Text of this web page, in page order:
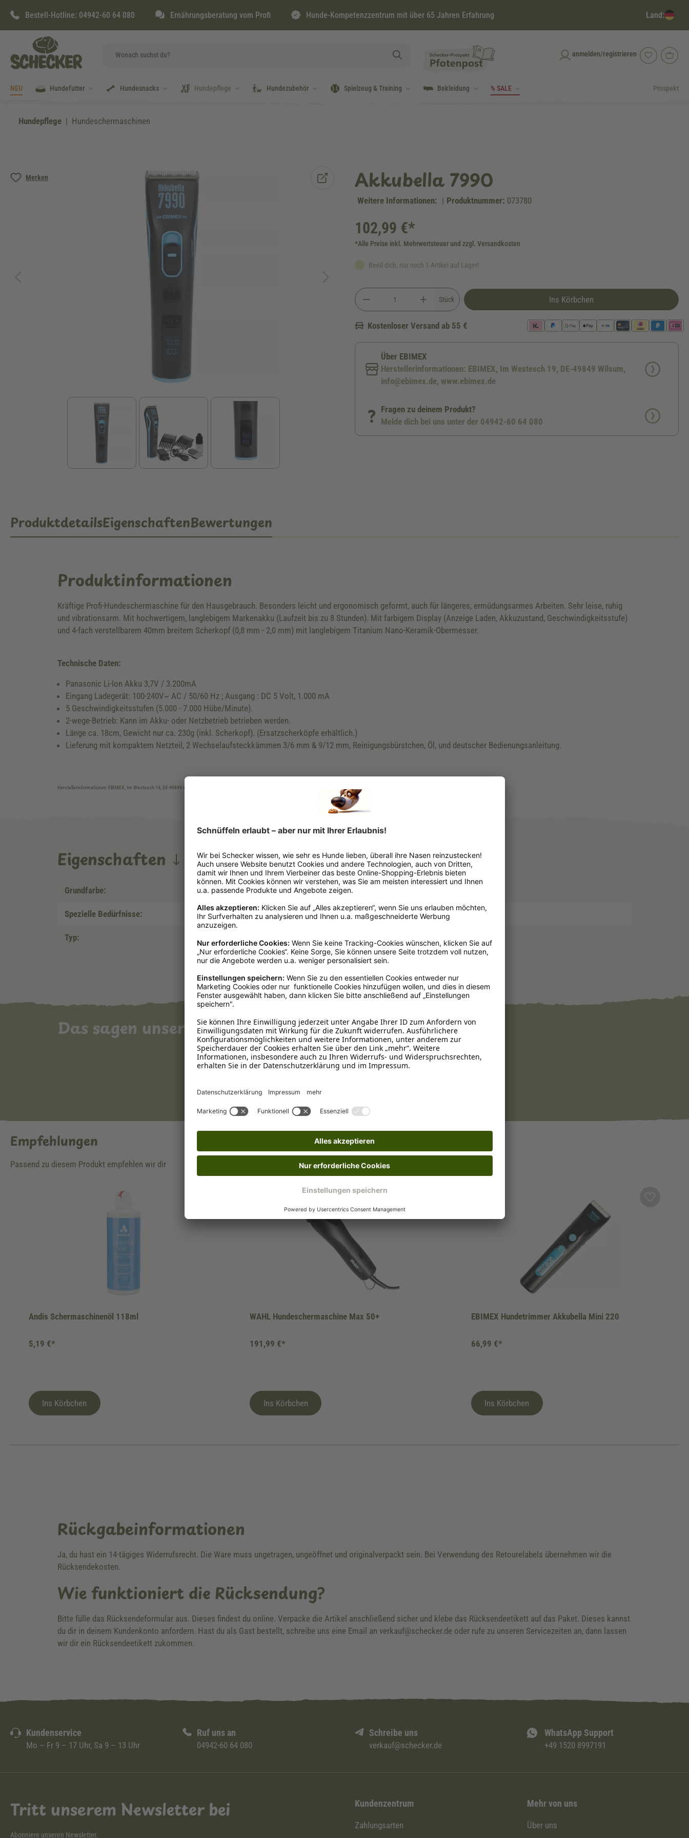
Zur Hauptnavigation springen
Bestell-Hotline: 04942-60 64 080 Ernährungsberatung vom Profi Hunde-Kompetenzzentrum mit über 65 Jahren Erfahrung Land:
anmelden/registrieren
NEU Hundefutter Hundesnacks Hundepflege Hundezubehör Spielzeug & Training Bekleidung % SALE Prospekt
Hundepflege Hundeschermaschinen
Merken
Bildergalerie überspringen Akkubella 7990
Weitere Informationen: | Produktnummer: 073780
102,99 €*
*Alle Preise inkl. Mehrwertsteuer und zzgl. Versandkosten
Beeil dich, nur noch 1 Artikel auf Lager!
Stück Ins Körbchen
Kostenloser Versand ab 55 €
Über EBIMEX
Herstellerinformationen: EBIMEX, Im Westesch 19, DE-49849 Wilsum,
info@ebimex.de, www.ebimex.de
Fragen zu deinem Produkt?
Melde dich bei uns unter der 04942-60 64 080
ProduktdetailsEigenschaftenBewertungen
Produktinformationen
Kräftige Profi-Hundeschermaschine für den Hausgebrauch. Besonders leicht und ergonomisch geformt, auch für längeres, ermüdungsarmes Arbeiten. Sehr leise, ruhig
und vibrationsarm. Mit hochwertigem, langlebigem Markenakku (Laufzeit bis zu 8 Stunden). Mit farbigem Display (Anzeige Laden, Akkuzustand, Geschwindigkeitsstufe)
und 4-fach verstellbarem 40mm breitem Scherkopf (0,8 mm - 2,0 mm) mit langlebigem Titanium Nano-Keramik-Obermesser.
Technische Daten:
Panasonic Li-Ion Akku 3,7V / 3.200mA
Eingang Ladegerät: 100-240V~ AC / 50/60 Hz ; Ausgang : DC 5 Volt, 1.000 mA
5 Geschwindigkeitsstufen (5.000 - 7.000 Hübe/Minute).
2-wege-Betrieb: Kann im Akku- oder Netzbetrieb betrieben werden.
Länge ca. 18cm, Gewicht nur ca. 230g (inkl. Scherkopf). (Ersatzscherköpfe erhältlich.)
Lieferung mit kompaktem Netzteil, 2 Wechselaufsteckkämmen 3/6 mm & 9/12 mm, Reinigungsbürstchen, Öl, und deutscher Bedienungsanleitung.
Herstellerinformationen: EBIMEX, Im Westesch 19, DE-49849 Wilsum, info@ebimex.de, www.ebimex.de
Eigenschaften
Grundfarbe: Schwarz
Spezielle Bedürfnisse: Haut & Fell
Typ: Akkuschermaschinen
Das sagen unsere Kunden
Empfehlungen
Passend zu diesem Produkt empfehlen wir dir
Andis Schermaschinenöl 118ml
5,19 €*
Ins Körbchen
WAHL Hundeschermaschine Max 50+
191,99 €*
Ins Körbchen
EBIMEX Hundetrimmer Akkubella Mini 220
66,99 €*
Ins Körbchen
Rückgabeinformationen
Ja, du hast ein 14-tägiges Widerrufsrecht. Die Ware muss ungetragen, ungeöffnet und originalverpackt sein. Bei Verwendung des Retourelabels übernehmen wir die
Rücksendekosten.
Wie funktioniert die Rücksendung?
Bitte fülle das Rücksendeformular aus. Dieses findest du online. Verpacke die Artikel anschließend sicher und klebe das Rücksendeetikett auf das Paket. Dieses kannst
du dir in deinem Kundenkonto anfordern. Hast du als Gast bestellt, schreibe uns eine Email an verkauf@schecker.de oder rufe zu unseren Servicezeiten an, dann lassen
wir dir ein Rücksendeetikett zukommen.
Kundenservice
Mo – Fr 9 – 17 Uhr, Sa 9 – 13 Uhr
Ruf uns an
04942-60 64 080
Schreibe uns
verkauf@schecker.de
WhatsApp Support
+49 1520 8997191
Tritt unserem Newsletter bei
Abonniere unseren Newsletter.
Kundenzentrum
Zahlungsarten
Mehr von uns
Über uns